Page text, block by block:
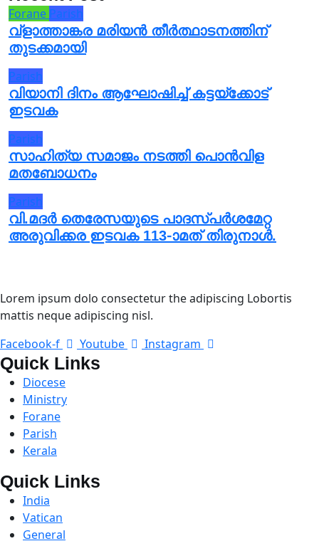
Forane Parish
വ്ളാത്താങ്കര മരിയൻ തീർത്ഥാടനത്തിന്
തുടക്കമായി
Parish
വിയാനി ദിനം ആഘോഷിച്ച് കട്ടയ്ക്കോട്
ഇടവക
Parish
സാഹിത്യ സമാജം നടത്തി പൊൻവിള
മതബോധനം
Parish
വി.മദർ തെരേസയുടെ പാദസ്പർശമേറ്റ
അരുവിക്കര ഇടവക 113-ാമത് തിരുനാൾ.
Lorem ipsum dolo consectetur the adipiscing Lobortis
mattis neque adipiscing nisl.
Facebook-f
Youtube Instagram
Quick Links
Diocese
Ministry
Forane
Parish
Kerala
Quick Links
India
Vatican
General